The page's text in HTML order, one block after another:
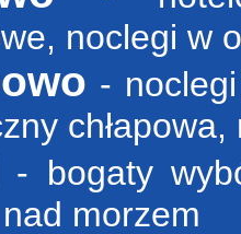
noclegi w
-
- bogaty
morzem